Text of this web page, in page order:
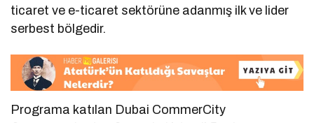
ticaret ve e-ticaret sektörüne adanmış ilk ve lider
serbest bölgedir.
Programa katılan Dubai CommerCity